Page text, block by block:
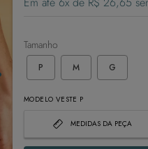
Tamanho
P M G
MODELO VESTE P
MEDIDAS DA PEÇA